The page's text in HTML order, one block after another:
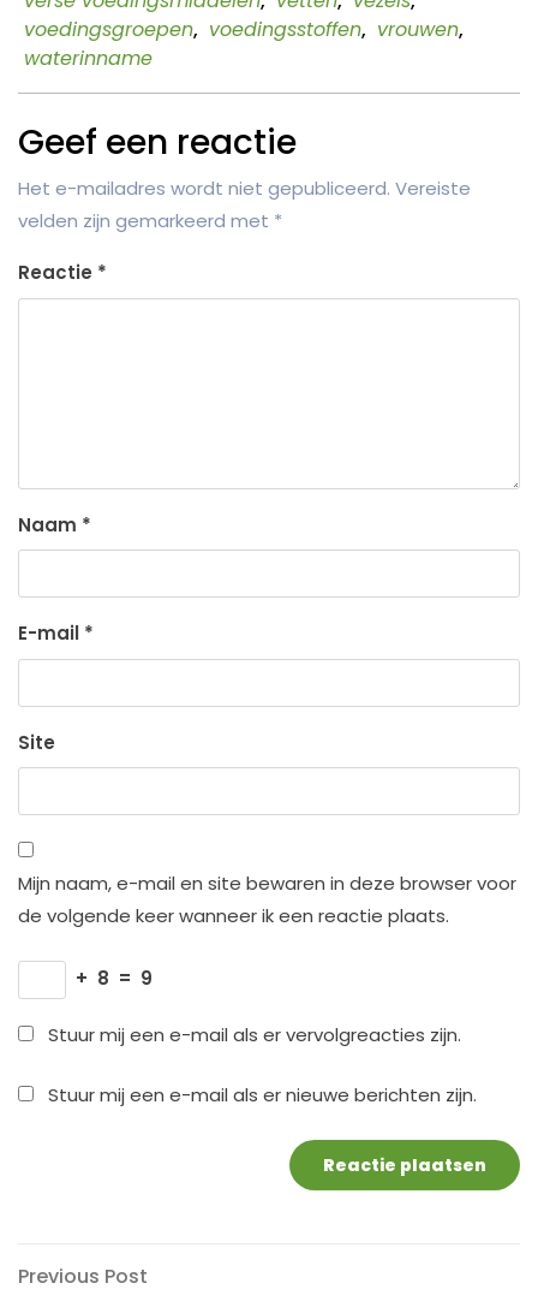
voedingsgroepen, voedingsstoffen, vrouwen,
waterinname
Geef een reactie
Het e-mailadres wordt niet gepubliceerd. Vereiste
velden zijn gemarkeerd met *
Reactie *
Naam *
E-mail *
Site
Mijn naam, e-mail en site bewaren in deze browser voor
de volgende keer wanneer ik een reactie plaats.
+ 8 = 9
Stuur mij een e-mail als er vervolgreacties zijn.
Stuur mij een e-mail als er nieuwe berichten zijn.
Berichtnavigatie
Previous
Previous Post